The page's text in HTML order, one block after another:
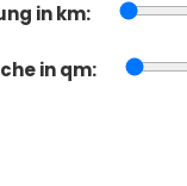
in km:
in qm: